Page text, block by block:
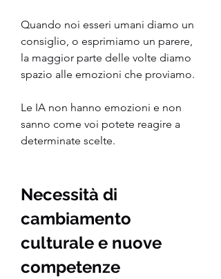
Quando noi esseri umani diamo un
consiglio, o esprimiamo un parere,
la maggior parte delle volte diamo
spazio alle emozioni che proviamo.
Le IA non hanno emozioni e non
sanno come voi potete reagire a
determinate scelte.
Necessità di
cambiamento
culturale e nuove
competenze